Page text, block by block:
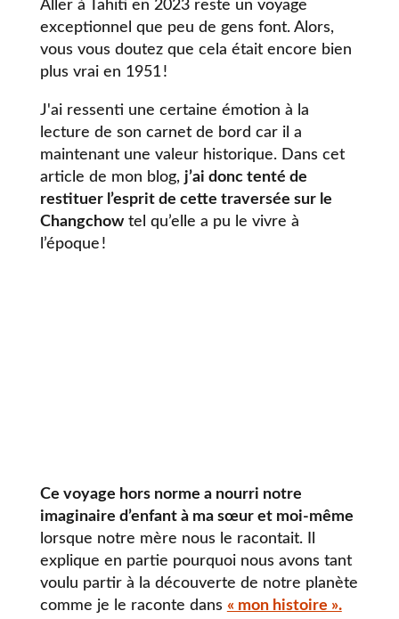
Aller à Tahiti en 2023 reste un voyage
exceptionnel que peu de gens font. Alors,
vous vous doutez que cela était encore bien
plus vrai en 1951 !
J'ai ressenti une certaine émotion à la
lecture de son carnet de bord car il a
maintenant une valeur historique. Dans cet
article de mon blog, j’ai donc tenté de
restituer l’esprit de cette traversée sur le
Changchowtel qu’elle a pu le vivre à
l’époque !
Ce voyage hors norme a nourri notre
imaginaire d’enfant à ma sœur et moi-même
lorsque notre mère nous le racontait. Il
explique en partie pourquoi nous avons tant
voulu partir à la découverte de notre planète
comme je le raconte dans « mon histoire ».